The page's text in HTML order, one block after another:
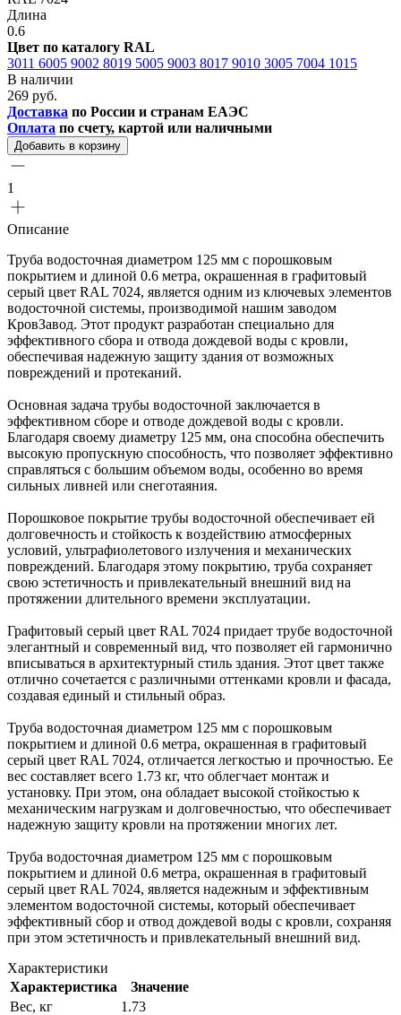
Длина
0.6
Цвет по каталогу RAL
3011 6005 9002 8019 5005 9003 8017 9010 3005 7004 1015
В наличии
269 руб.
Доставка по России и странам ЕАЭС
Оплата по счету, картой или наличными
Добавить в корзину
1
Описание
Труба водосточная диаметром 125 мм с порошковым
покрытием и длиной 0.6 метра, окрашенная в графитовый
серый цвет RAL 7024, является одним из ключевых элементов
водосточной системы, производимой нашим заводом
КровЗавод. Этот продукт разработан специально для
эффективного сбора и отвода дождевой воды с кровли,
обеспечивая надежную защиту здания от возможных
повреждений и протеканий.
Основная задача трубы водосточной заключается в
эффективном сборе и отводе дождевой воды с кровли.
Благодаря своему диаметру 125 мм, она способна обеспечить
высокую пропускную способность, что позволяет эффективно
справляться с большим объемом воды, особенно во время
сильных ливней или снеготаяния.
Порошковое покрытие трубы водосточной обеспечивает ей
долговечность и стойкость к воздействию атмосферных
условий, ультрафиолетового излучения и механических
повреждений. Благодаря этому покрытию, труба сохраняет
свою эстетичность и привлекательный внешний вид на
протяжении длительного времени эксплуатации.
Графитовый серый цвет RAL 7024 придает трубе водосточной
элегантный и современный вид, что позволяет ей гармонично
вписываться в архитектурный стиль здания. Этот цвет также
отлично сочетается с различными оттенками кровли и фасада,
создавая единый и стильный образ.
Труба водосточная диаметром 125 мм с порошковым
покрытием и длиной 0.6 метра, окрашенная в графитовый
серый цвет RAL 7024, отличается легкостью и прочностью. Ее
вес составляет всего 1.73 кг, что облегчает монтаж и
установку. При этом, она обладает высокой стойкостью к
механическим нагрузкам и долговечностью, что обеспечивает
надежную защиту кровли на протяжении многих лет.
Труба водосточная диаметром 125 мм с порошковым
покрытием и длиной 0.6 метра, окрашенная в графитовый
серый цвет RAL 7024, является надежным и эффективным
элементом водосточной системы, который обеспечивает
эффективный сбор и отвод дождевой воды с кровли, сохраняя
при этом эстетичность и привлекательный внешний вид.
Характеристики
Характеристика
Значение
Вес, кг
1.73